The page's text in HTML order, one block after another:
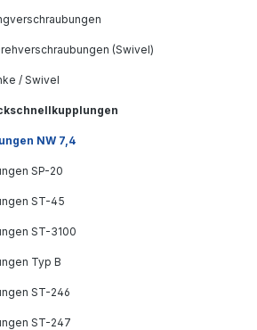
(Swivel)
/ Swivel
NW 7,4
SP-20
ST-45
ST-3100
Typ B
ST-246
ST-247